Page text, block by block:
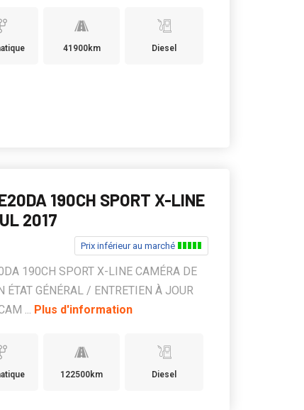
41900km Diesel
190CH SPORT X-LINE
2017
Prix inférieur au marché
190CH SPORT X-LINE CAMÉRA DE
ÉTAT GÉNÉRAL / ENTRETIEN À JOUR
... Plus d'information
122500km Diesel